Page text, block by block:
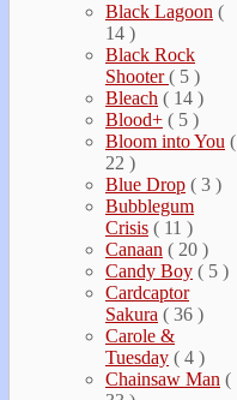
Black Lagoon (
14 )
Black Rock
Shooter( 5 )
Bleach ( 14 )
Blood+ ( 5 )
Bloom into You (
22 )
Blue Drop ( 3 )
Bubblegum
Crisis ( 11 )
Canaan ( 20 )
Candy Boy ( 5 )
Cardcaptor
Sakura ( 36 )
Carole &
Tuesday ( 4 )
Chainsaw Man (